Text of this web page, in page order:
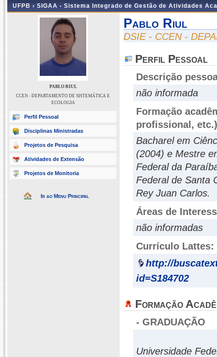
UFPB › SIGAA - Sistema Integrado de Gestão de Atividades
PABLO RIUL
CCEN - DEPARTAMENTO DE SISTEMÁTICA E
ECOLOGIA
Perfil Pessoal
Disciplinas Ministradas
Projetos de Pesquisa
Atividades de Extensão
Projetos de Monitoria
Ir ao Menu Principal
Pablo Riul
DSIE - CCEN -
Perfil Pessoal
Descrição
não informada
Formação
profissional, etc.)
Bacharel em
(2004) e Mestre
Federal da
Federal de Santa
Rey Juan Carlos.
Áreas de
não informadas
Currículo Lattes:
http://
id=S184702
Formação
- GRADUAÇÃO
Universidade